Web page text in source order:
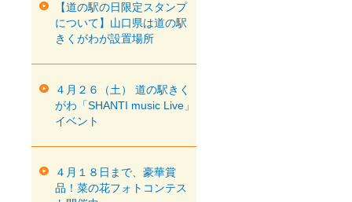
【道の駅の日限定スタンプ
について】山口県は道の駅
きくがわが設置場所
４月２６（土） 道の駅きく
がわ「SHANTI music Live」
イベント
４月１８日まで、豪華賞
品！菜の花フォトコンテス